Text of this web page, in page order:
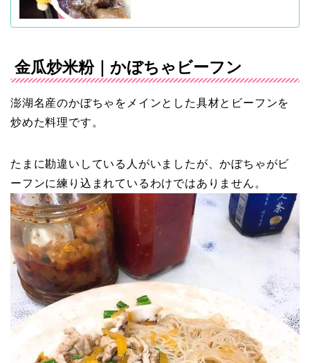
金瓜炒米粉｜かぼちゃビーフン
澎湖名産のかぼちゃをメインとした具材とビーフンを
炒めた料理です。
たまに勘違いしている人がいましたが、かぼちゃがビ
ーフンに練り込まれているわけではありません。